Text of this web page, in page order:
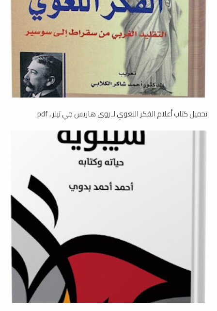
تحميل كتاب أعلام الفكر اللغوي لـ روي هاريس جي تيلر , pdf